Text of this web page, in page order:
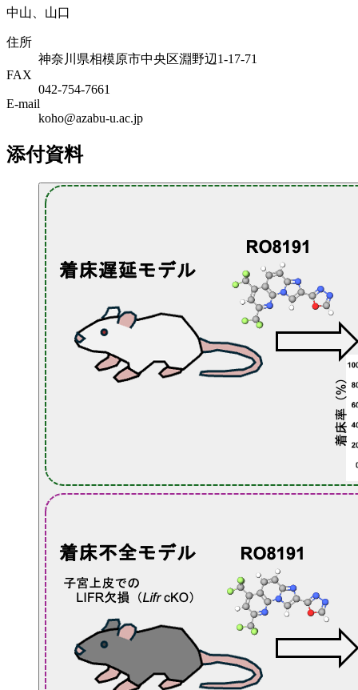
中山、山口
住所
神奈川県相模原市中央区淵野辺1-17-71
FAX
042-754-7661
E-mail
koho@azabu-u.ac.jp
添付資料